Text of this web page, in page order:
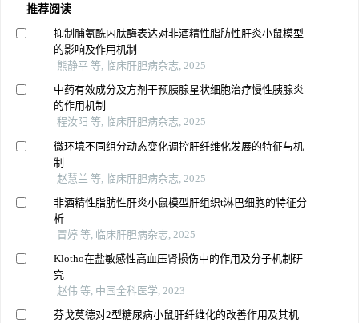
推荐阅读
抑制脯氨酰内肽酶表达对非酒精性脂肪性肝炎小鼠模型
的影响及作用机制
熊静平 等, 临床肝胆病杂志, 2025
中药有效成分及方剂干预胰腺星状细胞治疗慢性胰腺炎
的作用机制
程汝阳 等, 临床肝胆病杂志, 2025
微环境不同组分动态变化调控肝纤维化发展的特征与机
制
赵慧兰 等, 临床肝胆病杂志, 2025
非酒精性脂肪性肝炎小鼠模型肝组织t淋巴细胞的特征分
析
冒婷 等, 临床肝胆病杂志, 2025
Klotho在盐敏感性高血压肾损伤中的作用及分子机制研
究
赵伟 等, 中国全科医学, 2023
芬戈莫德对2型糖尿病小鼠肝纤维化的改善作用及其机